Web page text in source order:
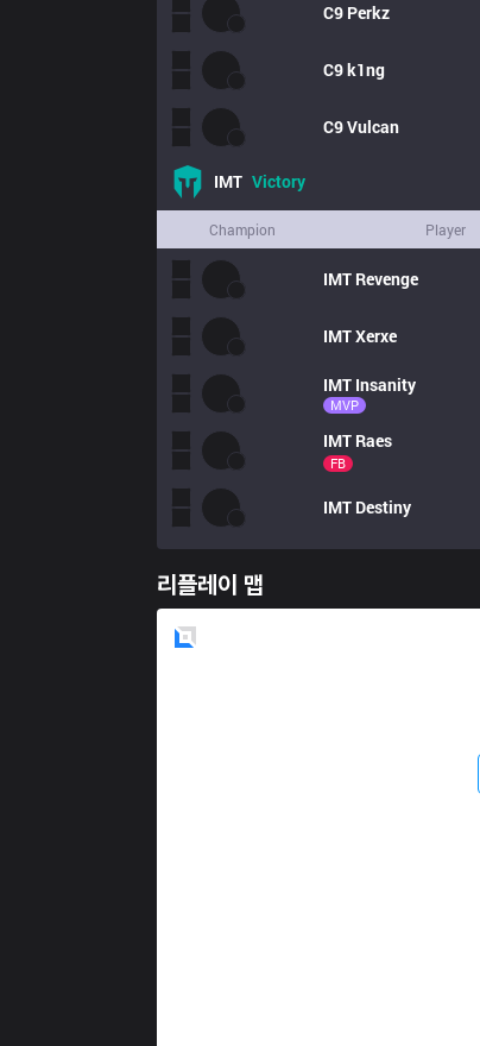
C9 Perkz
C9k1ng
C9Vulcan
IMT Victory
Champion Player
IMT Revenge
IMTXerxe
IMT Insanity
MVP
IMT Raes
FB
IMT Destiny
리플레이 맵